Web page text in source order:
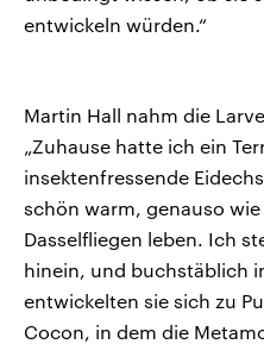
entwickeln würden.“
Martin Hall nahm die
„Zuhause hatte ich ein
insektenfressende
schön warm, genauso
Dasselfliegen leben. Ich
hinein, und buchstäblich
entwickelten sie sich zu
Cocon, in dem die